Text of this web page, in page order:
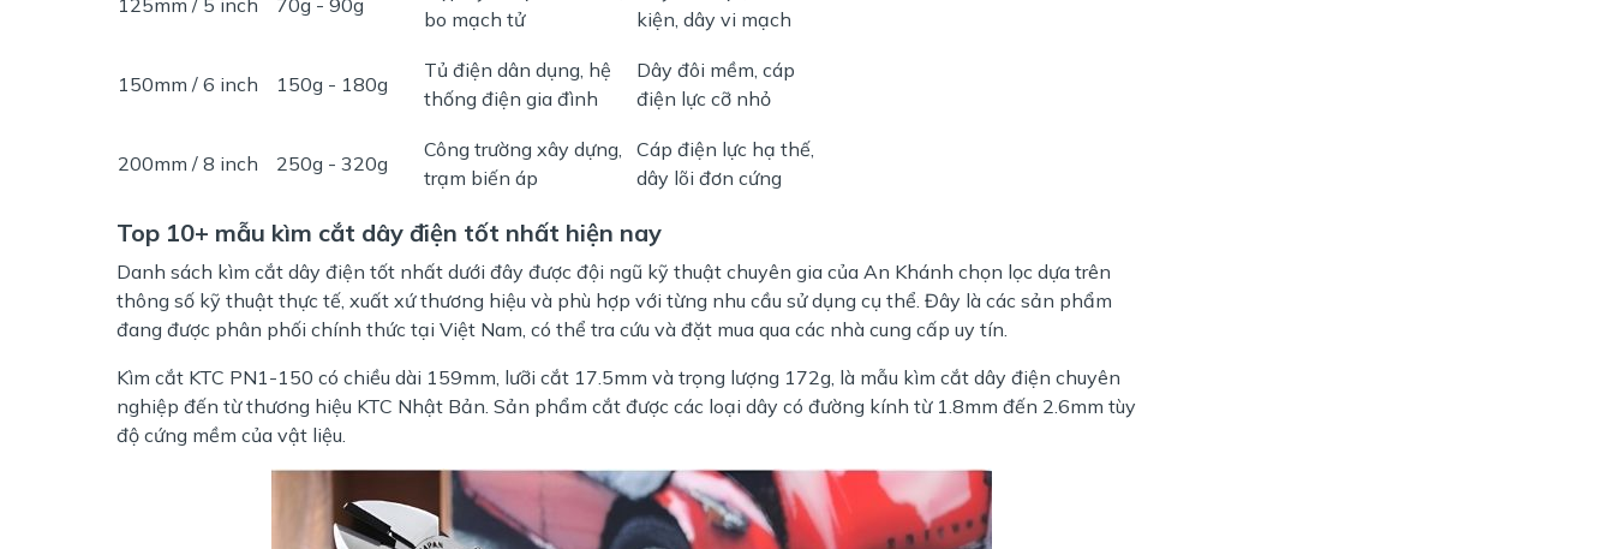
bo mạch tử
kiện, dây vi mạch
150mm / 6 inch 150g - 180g
Tủ điện dân dụng, hệ
thống điện gia đình
Dây đôi mềm, cáp
điện lực cỡ nhỏ
200mm / 8 inch 250g - 320g
Công trường xây dựng,
trạm biến áp
Cáp điện lực hạ thế,
dây lõi đơn cứng
Top 10+ mẫu kìm cắt dây điện tốt nhất hiện nay
Danh sách kìm cắt dây điện tốt nhất dưới đây được đội ngũ kỹ thuật chuyên gia của An Khánh chọn lọc dựa trên
thông số kỹ thuật thực tế, xuất xứ thương hiệu và phù hợp với từng nhu cầu sử dụng cụ thể. Đây là các sản phẩm
đang được phân phối chính thức tại Việt Nam, có thể tra cứu và đặt mua qua các nhà cung cấp uy tín.
Kìm cắt KTC PN1-150 có chiều dài 159mm, lưỡi cắt 17.5mm và trọng lượng 172g, là mẫu kìm cắt dây điện chuyên
nghiệp đến từ thương hiệu KTC Nhật Bản. Sản phẩm cắt được các loại dây có đường kính từ 1.8mm đến 2.6mm tùy
độ cứng mềm của vật liệu.